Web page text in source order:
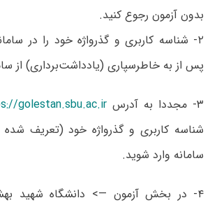
بدون آزمون رجوع کنید.
۲- شناسه کاربری و گذرواژه خود را در
پس از به خاطرسپاری (یادداشت‌برداری) از
۳- مجددا به آدرس golestan.sbu.ac.ir
شناسه کاربری و گذرواژه خود (تعریف شده
سامانه وارد شوید.
۴- در بخش آزمون —> دانشگاه شهید